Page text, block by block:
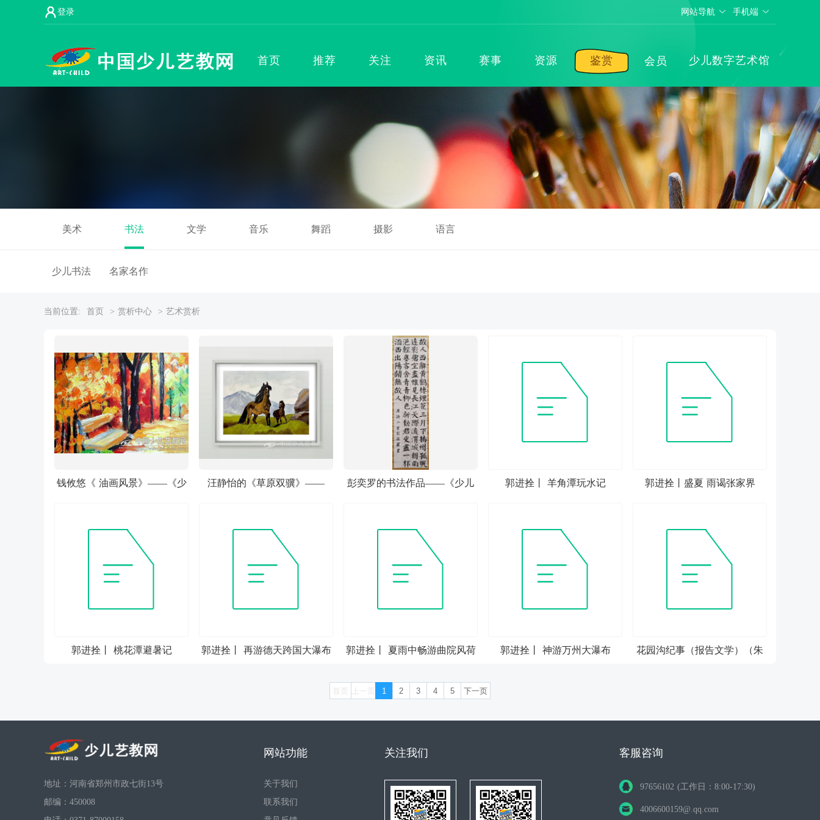
登录 网站导航 手机端
首页 推荐 关注 资讯 赛事 资源 鉴赏 会员 少儿数字艺术馆
美术 书法 文学 音乐 舞蹈 摄影 语言
少儿书法 名家名作
当前位置: 首页 > 赏析中心 > 艺术赏析
钱攸悠《 油画风景》——《少
品赏析
汪静怡的《草原双骥》——
赛作品赏析
彭奕罗的书法作品——《少儿
赏析
郭进拴丨 羊角潭玩水记 郭进拴丨盛夏 雨谒张家界
郭进拴丨 桃花潭避暑记 郭进拴丨 再游德天跨国大瀑布 郭进拴丨 夏雨中畅游曲院风荷 郭进拴丨 神游万州大瀑布 花园沟纪事（报告文学）（朱
首页 上一页 1 2 3 4 5 下一页
地址：河南省郑州市政七街13号
邮编：450008
网站功能
关于我们
联系我们
关注我们 客服咨询
97656102 (工作日：8:00-17:30)
4006600159@.qq.com